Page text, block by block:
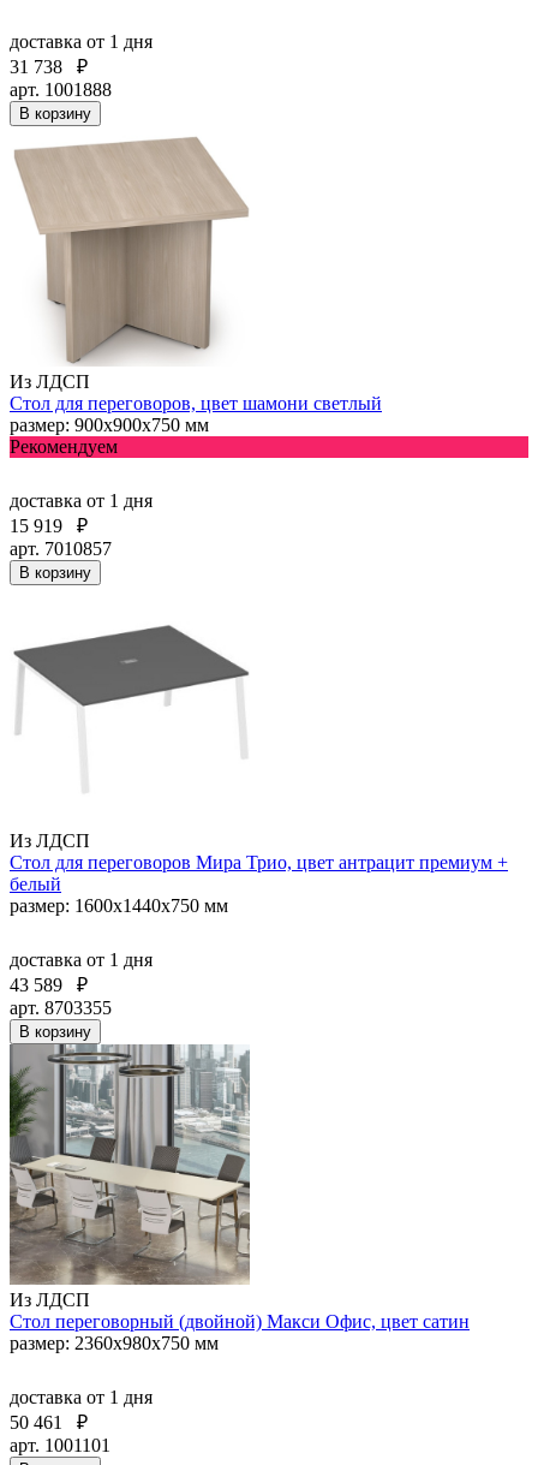
доставка от 1 дня
31 738
₽
арт. 1001888
В корзину
Из ЛДСП
Стол для переговоров, цвет шамони светлый
размер: 900х900х750 мм
Рекомендуем
доставка от 1 дня
15 919
₽
арт. 7010857
В корзину
Из ЛДСП
Стол для переговоров Мира Трио, цвет антрацит премиум +
белый
размер: 1600x1440x750 мм
доставка от 1 дня
43 589
₽
арт. 8703355
В корзину
Из ЛДСП
Стол переговорный (двойной) Макси Офис, цвет сатин
размер: 2360х980х750 мм
доставка от 1 дня
50 461
₽
арт. 1001101